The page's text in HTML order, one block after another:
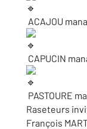
ACAJOU
CAPUCIN
PASTOURE
Raseteurs
François